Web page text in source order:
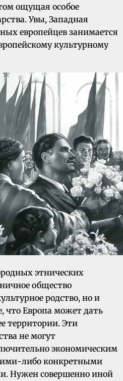
ощущая особое
Увы, Западная
европейцев занимается
культурному
этнических
общество
родство, но и
что Европа может дать
территории. Эти
не могут
экономическим
либо конкретными
Нужен совершенно иной